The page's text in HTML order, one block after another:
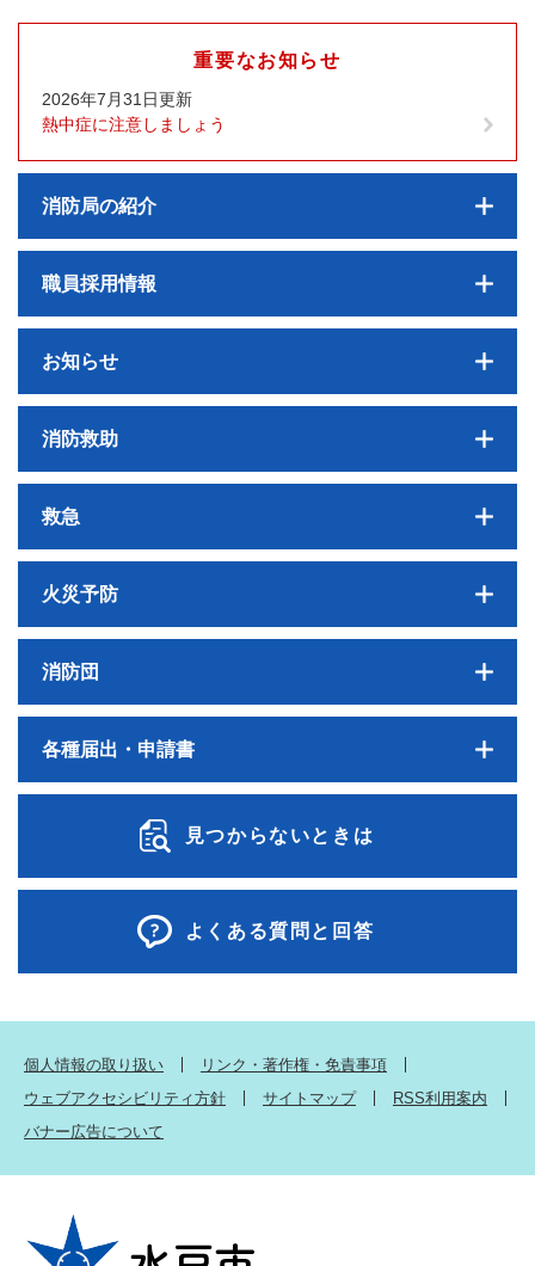
重要なお知らせ
2026年7月31日更新
熱中症に注意しましょう
消防局の紹介
職員採用情報
お知らせ
消防救助
救急
火災予防
消防団
各種届出・申請書
見つからないときは
よくある質問と回答
個人情報の取り扱い
リンク・著作権・免責事項
ウェブアクセシビリティ方針
サイトマップ
RSS利用案内
バナー広告について